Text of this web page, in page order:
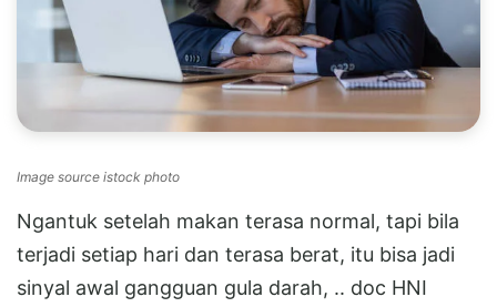
Image source istock photo
Ngantuk setelah makan terasa normal, tapi bila
terjadi setiap hari dan terasa berat, itu bisa jadi
sinyal awal gangguan gula darah, .. doc HNI